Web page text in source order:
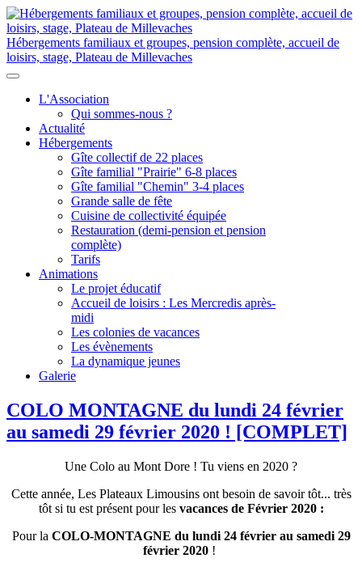
Hébergements familiaux et groupes, pension complète, accueil de
loisirs, stage, Plateau de Millevaches
L'Association
Qui sommes-nous ?
Actualité
Hébergements
Gîte collectif de 22 places
Gîte familial "Prairie" 6-8 places
Gîte familial "Chemin" 3-4 places
Grande salle de fête
Cuisine de collectivité équipée
Restauration (demi-pension et pension
complète)
Tarifs
Animations
Le projet éducatif
Accueil de loisirs : Les Mercredis après-
midi
Les colonies de vacances
Les évènements
La dynamique jeunes
Galerie
COLO MONTAGNE du lundi 24 février
au samedi 29 février 2020 ! [COMPLET]
Une Colo au Mont Dore ! Tu viens en 2020 ?
Cette année, Les Plateaux Limousins ont besoin de savoir tôt... très
tôt si tu est présent pour les vacances de Février 2020 :
Pour la COLO-MONTAGNE du lundi 24 février au samedi 29
février 2020 !